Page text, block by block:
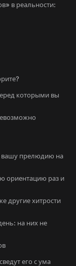
в реальности:
которыми вы
вашу прелюдию на
ориентацию раз и
другие хитрости
на них не
его с ума